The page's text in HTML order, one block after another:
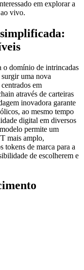
em explorar a
vivo.
o domínio de intrincadas
uma nova
em
através de carteiras
inovadora garante
ao mesmo tempo
digital em diversos
permite um
mais amplo,
tokens de marca para a
de escolherem e